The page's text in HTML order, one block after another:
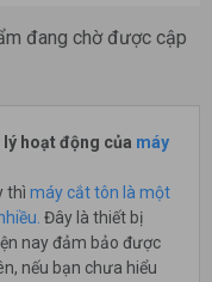
đang chờ được cập
hoạt động của máy
thì máy cắt tôn là một
Đây là thiết bị
nay đảm bảo được
nếu bạn chưa hiểu